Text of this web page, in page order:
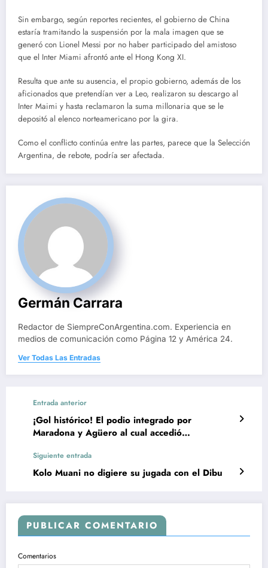
Sin embargo, según reportes recientes, el gobierno de China
estaría tramitando la suspensión por la mala imagen que se
generó con Lionel Messi por no haber participado del amistoso
que el Inter Miami afrontó ante el Hong Kong XI.
Resulta que ante su ausencia, el propio gobierno, además de los
aficionados que pretendían ver a Leo, realizaron su descargo al
Inter Maimi y hasta reclamaron la suma millonaria que se le
depositó al elenco norteamericano por la gira.
Como el conflicto continúa entre las partes, parece que la Selección
Argentina, de rebote, podría ser afectada.
Germán Carrara
Redactor de SiempreConArgentina.com. Experiencia en
medios de comunicación como Página 12 y América 24.
Ver Todas Las Entradas
Entrada anterior
¡Gol histórico! El podio integrado por
Maradona y Agüero al cual accedió
Siguiente entrada
Kolo Muani no digiere su jugada con el Dibu
PUBLICAR COMENTARIO
Comentarios